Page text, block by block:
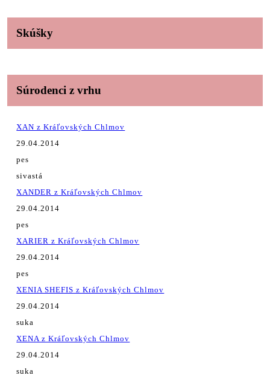
Skúšky
Súrodenci z vrhu
XAN z Kráľovských Chlmov
29.04.2014
pes
sivastá
XANDER z Kráľovských Chlmov
29.04.2014
pes
XARIER z Kráľovských Chlmov
29.04.2014
pes
XENIA SHEFIS z Kráľovských Chlmov
29.04.2014
suka
XENA z Kráľovských Chlmov
29.04.2014
suka